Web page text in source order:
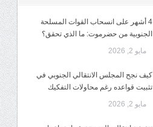
4 أشهر على انسحاب القوات المسلحة
الجنوبية من حضرموت: ما الذي تحقق؟
مايو 2, 2026
كيف نجح المجلس الانتقالي الجنوبي في
تثبيت قواعده رغم محاولات التفكيك
مايو 2, 2026